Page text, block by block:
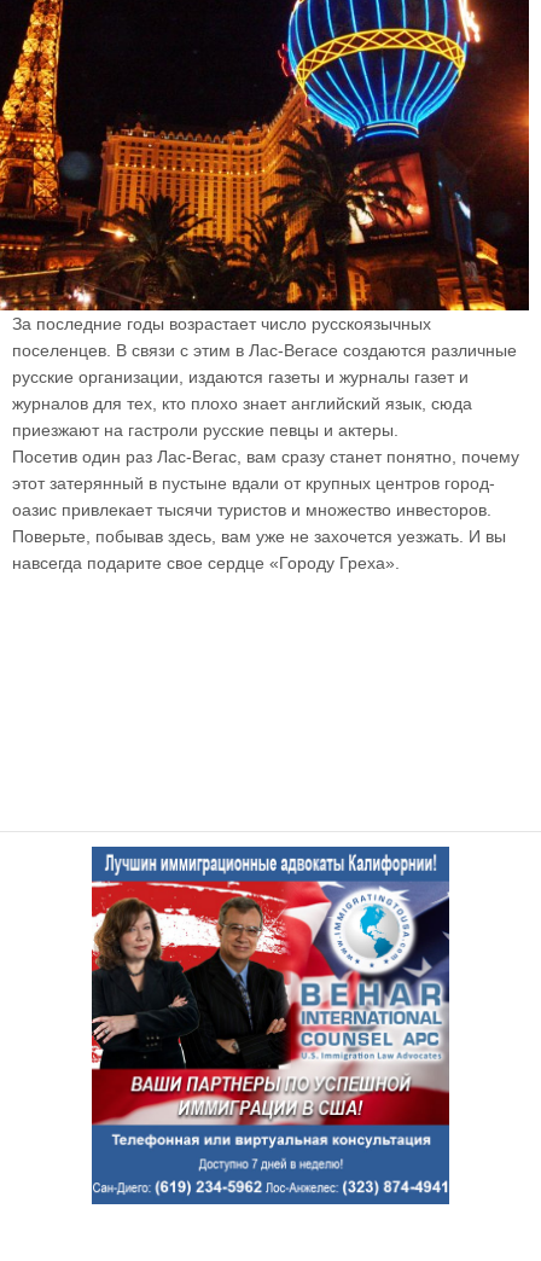
За последние годы возрастает число русскоязычных
поселенцев. В связи с этим в Лас-Вегасе создаются различные
русские организации, издаются газеты и журналы газет и
журналов для тех, кто плохо знает английский язык, сюда
приезжают на гастроли русские певцы и актеры.
Посетив один раз Лас-Вегас, вам сразу станет понятно, почему
этот затерянный в пустыне вдали от крупных центров город-
оазис привлекает тысячи туристов и множество инвесторов.
Поверьте, побывав здесь, вам уже не захочется уезжать. И вы
навсегда подарите свое сердце «Городу Греха».